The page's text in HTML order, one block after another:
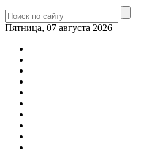
Пятница, 07 августа 2026